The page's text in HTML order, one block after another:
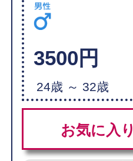
3500円
24歳 ～ 32歳
お気に入り